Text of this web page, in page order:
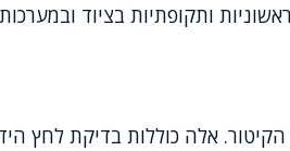
ותקופתיות בציוד
אלה כוללות בדיקת לחץ